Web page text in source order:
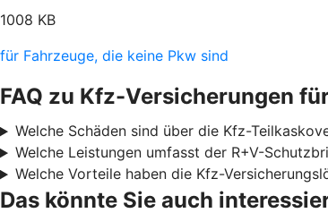
1008 KB
für Fahrzeuge, die keine Pkw sind
FAQ zu Kfz-Versicherungen
Welche Schäden sind über die Kfz-
Welche Leistungen umfasst der R+V-
Welche Vorteile haben die Kfz-
Das könnte Sie auch